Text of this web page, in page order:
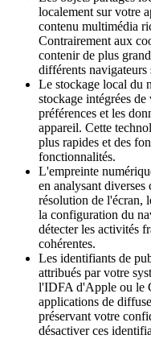
localement sur votre
contenu multimédia
Contrairement aux
contenir de plus
différents navigateurs
Le stockage local du
stockage intégrées
préférences et les
appareil. Cette
plus rapides et des
fonctionnalités.
L'empreinte
en analysant diverses
résolution de l'écran,
la configuration du
détecter les activités
cohérentes.
Les identifiants de
attribués par votre
l'IDFA d'Apple ou le
applications de
préservant votre
désactiver ces